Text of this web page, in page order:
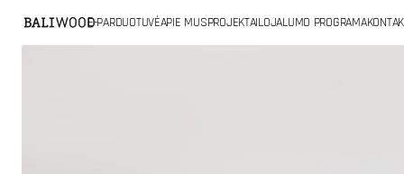
PRIE
E-PARDUOTUVĖAPIE MUSPROJEKTAILOJALUMO PROGRAMA